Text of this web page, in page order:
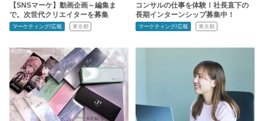
【SNSマーケ】動画企画～編集ま
で。次世代クリエイターを募集
マーケティング/広報 東京都
コンサルの仕事を体験！社長直下の
長期インターンシップ募集中！
マーケティング/広報 東京都